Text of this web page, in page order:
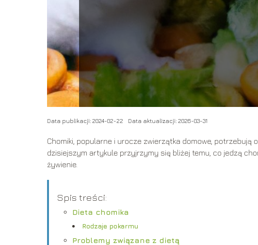
Data publikacji: 2024-02-22 Data aktualizacji: 2026-03-31
Chomiki, popularne i urocze zwierzątka domowe, potrzebują
dzisiejszym artykule przyjrzymy się bliżej temu, co jedzą
żywienie.
Spis treści:
Dieta chomika
Rodzaje pokarmu
Problemy związane z dietą